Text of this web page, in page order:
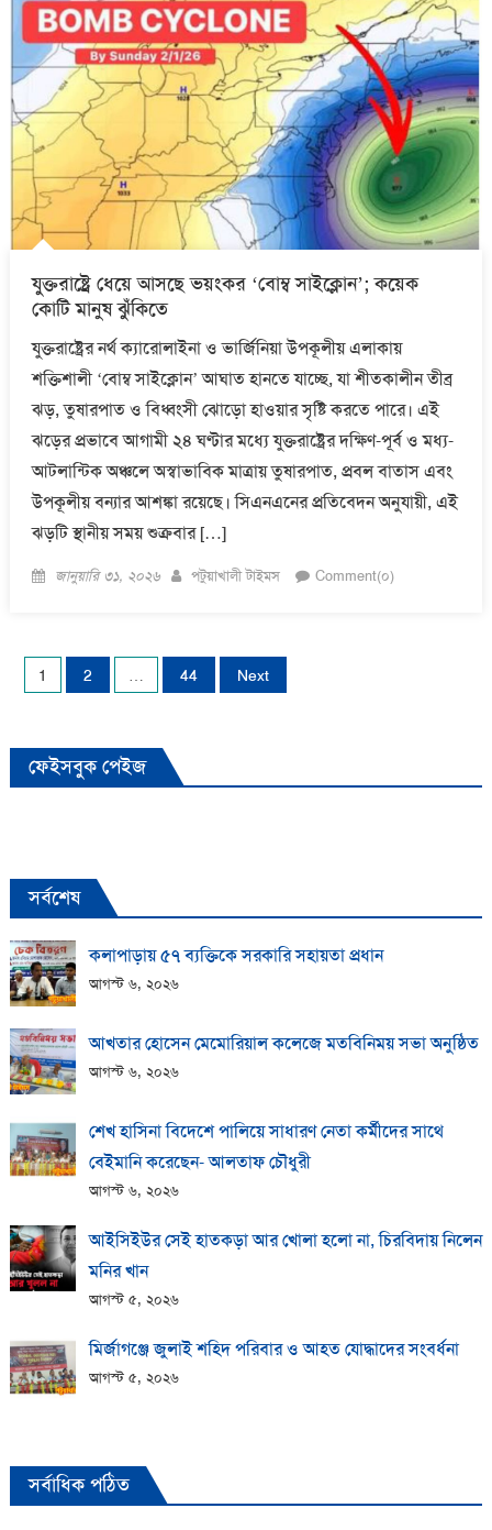
যুক্তরাষ্ট্রে ধেয়ে আসছে ভয়ংকর ‘বোম্ব সাইক্লোন’; কয়েক
কোটি মানুষ ঝুঁকিতে
যুক্তরাষ্ট্রের নর্থ ক্যারোলাইনা ও ভার্জিনিয়া উপকূলীয় এলাকায়
শক্তিশালী ‘বোম্ব সাইক্লোন’ আঘাত হানতে যাচ্ছে, যা শীতকালীন তীব্র
ঝড়, তুষারপাত ও বিধ্বংসী ঝোড়ো হাওয়ার সৃষ্টি করতে পারে। এই
ঝড়ের প্রভাবে আগামী ২৪ ঘণ্টার মধ্যে যুক্তরাষ্ট্রের দক্ষিণ-পূর্ব ও মধ্য-
আটলান্টিক অঞ্চলে অস্বাভাবিক মাত্রায় তুষারপাত, প্রবল বাতাস এবং
উপকূলীয় বন্যার আশঙ্কা রয়েছে। সিএনএনের প্রতিবেদন অনুযায়ী, এই
ঝড়টি স্থানীয় সময় শুক্রবার […]
Posted
জানুয়ারি ৩১, ২০২৬ Author
পটুয়াখালী টাইমস Comment(০)
Posts
1 2 … 44 Next
ফেইসবুক পেইজ
সর্বশেষ
কলাপাড়ায় ​৫৭ ব্যক্তিকে সরকারি সহায়তা প্রধান
আগস্ট ৬, ২০২৬
আখতার হোসেন মেমোরিয়াল কলেজে মতবিনিময় সভা অনুষ্ঠিত
আগস্ট ৬, ২০২৬
শেখ হাসিনা বিদেশে পালিয়ে সাধারণ নেতা কর্মীদের সাথে
বেইমানি করেছেন- আলতাফ চৌধুরী
আগস্ট ৬, ২০২৬
আইসিইউর সেই হাতকড়া আর খোলা হলো না, চিরবিদায় নিলেন
মনির খান
আগস্ট ৫, ২০২৬
মির্জাগঞ্জে জুলাই শহিদ পরিবার ও আহত যোদ্ধাদের সংবর্ধনা
আগস্ট ৫, ২০২৬
সর্বাধিক পঠিত